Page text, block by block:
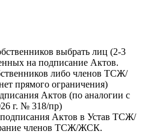
выбрать лиц (2-3
на подписание Актов.
либо членов ТСЖ/
прямого ограничения)
Актов (по аналогии с
г. № 318/пр)
Актов в Устав ТСЖ/
членов ТСЖ/ЖСК.